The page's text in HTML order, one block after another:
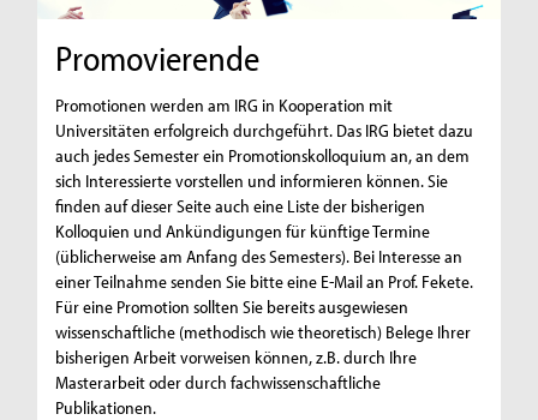
Promovierende
Promotionen werden am IRG in Kooperation mit
Universitäten erfolgreich durchgeführt. Das IRG bietet dazu
auch jedes Semester ein Promotionskolloquium an, an dem
sich Interessierte vorstellen und informieren können. Sie
finden auf dieser Seite auch eine Liste der bisherigen
Kolloquien und Ankündigungen für künftige Termine
(üblicherweise am Anfang des Semesters). Bei Interesse an
einer Teilnahme senden Sie bitte eine E-Mail an Prof. Fekete.
Für eine Promotion sollten Sie bereits ausgewiesen
wissenschaftliche (methodisch wie theoretisch) Belege Ihrer
bisherigen Arbeit vorweisen können, z.B. durch Ihre
Masterarbeit oder durch fachwissenschaftliche
Publikationen.